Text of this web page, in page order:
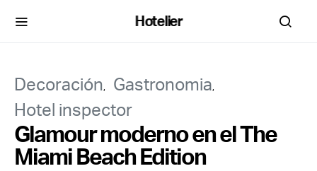
Hotelier
Decoración Gastronomia
Hotel inspector
Glamour moderno en el The
Miami Beach Edition